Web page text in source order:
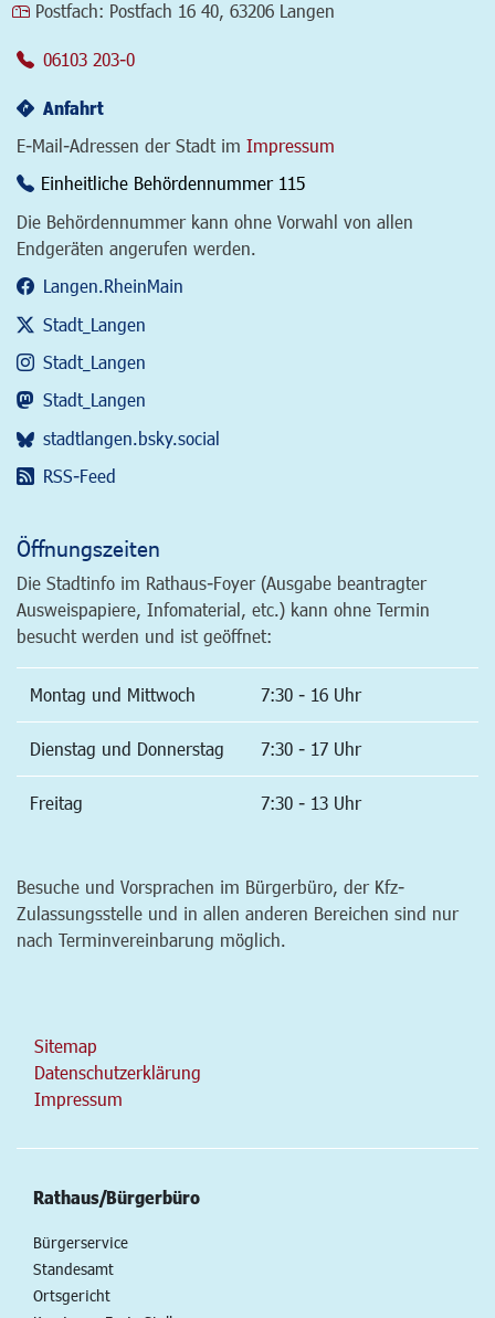
Postfach: Postfach 16 40, 63206 Langen
06103 203-0
Anfahrt
E-Mail-Adressen der Stadt im Impressum
Einheitliche Behördennummer 115
Die Behördennummer kann ohne Vorwahl von allen
Endgeräten angerufen werden.
Langen.RheinMain
Stadt_Langen
Stadt_Langen
Stadt_Langen
stadtlangen.bsky.social
RSS-Feed
Öffnungszeiten
Die Stadtinfo im Rathaus-Foyer (Ausgabe beantragter
Ausweispapiere, Infomaterial, etc.) kann ohne Termin
besucht werden und ist geöffnet:
Montag und Mittwoch 7:30 - 16 Uhr
Dienstag und Donnerstag 7:30 - 17 Uhr
Freitag 7:30 - 13 Uhr
Besuche und Vorsprachen im Bürgerbüro, der Kfz-
Zulassungsstelle und in allen anderen Bereichen sind nur
nach Terminvereinbarung möglich.
Sitemap
Datenschutzerklärung
Impressum
Rathaus/Bürgerbüro
Bürgerservice
Standesamt
Ortsgericht